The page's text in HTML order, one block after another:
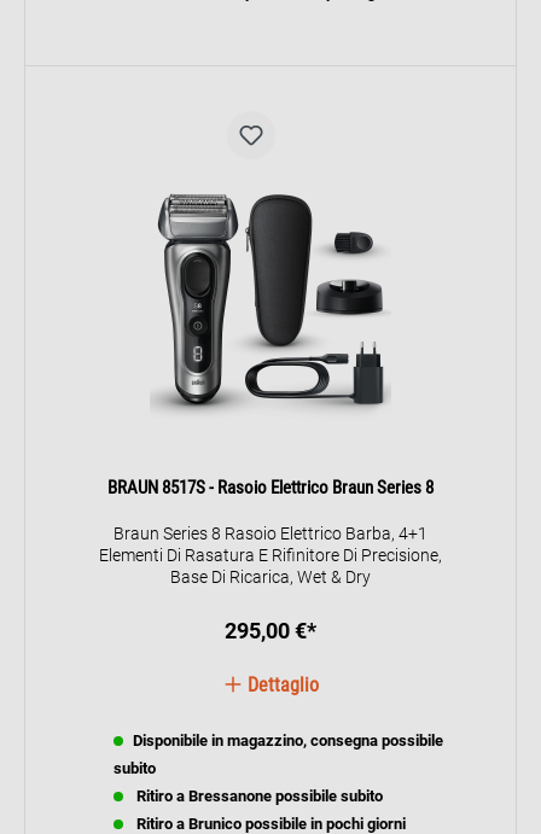
BRAUN 8517S - Rasoio Elettrico Braun Series 8
Braun Series 8 Rasoio Elettrico Barba, 4+1
Elementi Di Rasatura E Rifinitore Di Precisione,
Base Di Ricarica, Wet & Dry
295,00 €*
Dettaglio
Disponibile in magazzino, consegna possibile
subito
Ritiro a Bressanone possibile subito
Ritiro a Brunico possibile in pochi giorni